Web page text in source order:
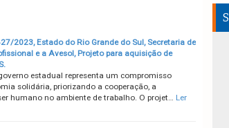
2023, Estado do Rio Grande do Sul, Secretaria de
e a Avesol, Projeto para aquisição de
estadual representa um compromisso
solidária, priorizando a cooperação, a
humano no ambiente de trabalho. O projet…
Ler